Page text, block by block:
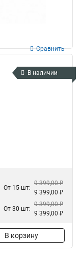
Сравнить
В наличии
От 15 шт:
9 399,00 ₽
9 399,00 ₽
От 30 шт:
9 399,00 ₽
9 399,00 ₽
В корзину